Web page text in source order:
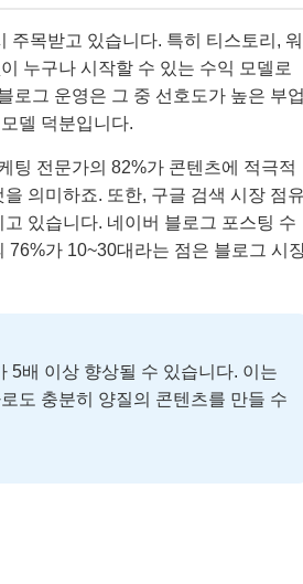
목받고 있습니다. 특히 티스토리, 워
누구나 시작할 수 있는 수익 모델로
로그 운영은 그 중 선호도가 높은 부
델 덕분입니다.
팅 전문가의 82%가 콘텐츠에 적극적
의미하죠. 또한, 구글 검색 시장 점
있습니다. 네이버 블로그 포스팅 수
76%가 10~30대라는 점은 블로그 시
5배 이상 향상될 수 있습니다. 이는
도 충분히 양질의 콘텐츠를 만들 수